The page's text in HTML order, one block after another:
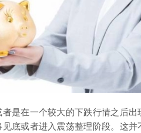
是在一个较大的下跌行情之后
底或者进入震荡整理阶段。这